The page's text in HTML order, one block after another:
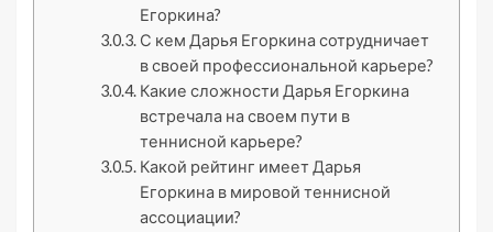
Егоркина?
С кем Дарья Егоркина сотрудничает
в своей профессиональной карьере?
Какие сложности Дарья Егоркина
встречала на своем пути в
теннисной карьере?
Какой рейтинг имеет Дарья
Егоркина в мировой теннисной
ассоциации?